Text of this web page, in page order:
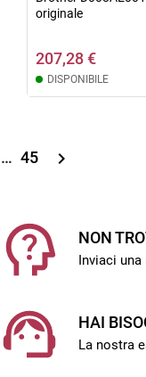
originale
207,28 €
DISPONIBILE
… 45 
NON
Inviaci
HAI
La nostra